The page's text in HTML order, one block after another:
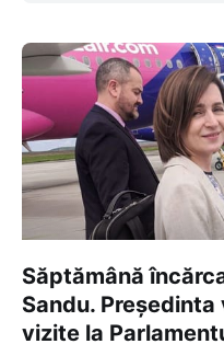
Săptămână
Sandu.
vizite la